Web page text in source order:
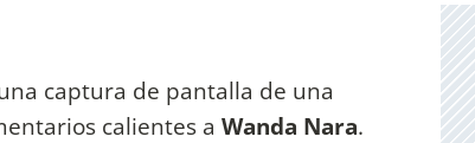
captura de pantalla de una
calientes a Wanda Nara.